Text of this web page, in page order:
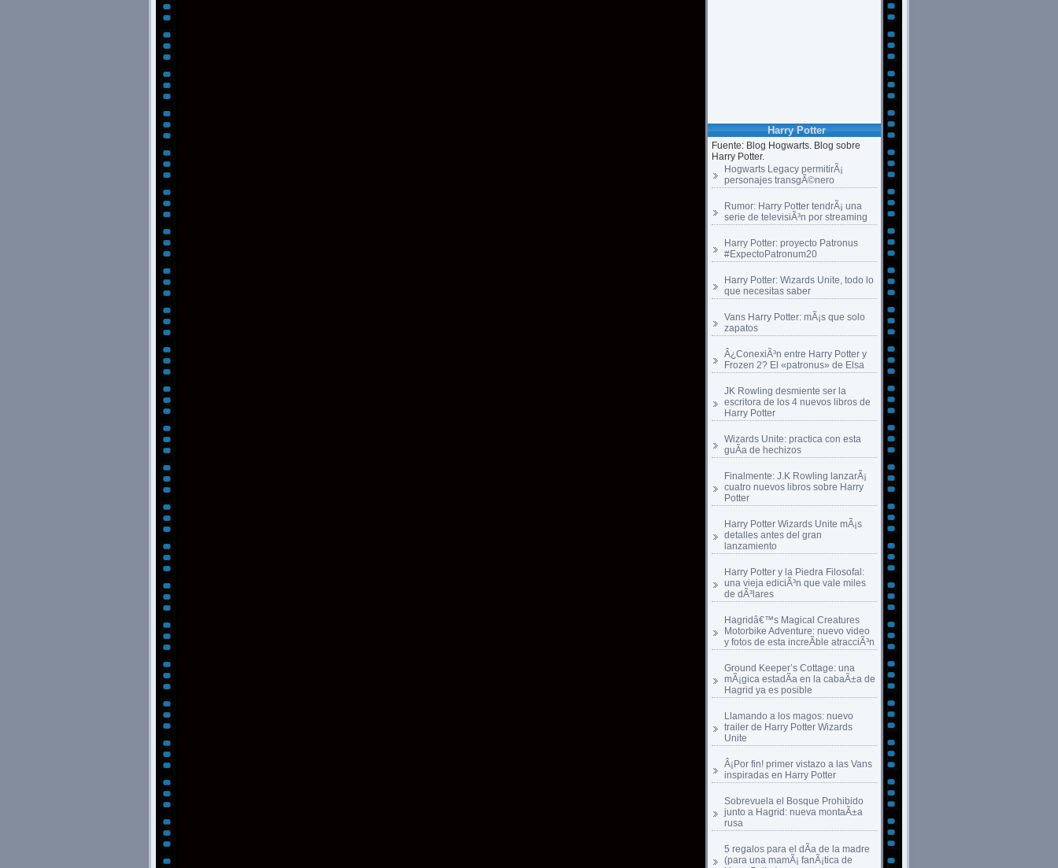
Harry Potter
Fuente: Blog Hogwarts. Blog sobre
Harry Potter.
Hogwarts Legacy permitirÃ¡
personajes transgÃ©nero
Rumor: Harry Potter tendrÃ¡ una
serie de televisiÃ³n por streaming
Harry Potter: proyecto Patronus
#ExpectoPatronum20
Harry Potter: Wizards Unite, todo lo
que necesitas saber
Vans Harry Potter: mÃ¡s que solo
zapatos
Â¿ConexiÃ³n entre Harry Potter y
Frozen 2? El «patronus» de Elsa
JK Rowling desmiente ser la
escritora de los 4 nuevos libros de
Harry Potter
Wizards Unite: practica con esta
guÃ­a de hechizos
Finalmente: J.K Rowling lanzarÃ¡
cuatro nuevos libros sobre Harry
Potter
Harry Potter Wizards Unite mÃ¡s
detalles antes del gran
lanzamiento
Harry Potter y la Piedra Filosofal:
una vieja ediciÃ³n que vale miles
de dÃ³lares
Hagridâ€™s Magical Creatures
Motorbike Adventure: nuevo video
y fotos de esta increÃ­ble atracciÃ³n
Ground Keeper’s Cottage: una
mÃ¡gica estadÃ­a en la cabaÃ±a de
Hagrid ya es posible
Llamando a los magos: nuevo
trailer de Harry Potter Wizards
Unite
Â¡Por fin! primer vistazo a las Vans
inspiradas en Harry Potter
Sobrevuela el Bosque Prohibido
junto a Hagrid: nueva montaÃ±a
rusa
5 regalos para el dÃ­a de la madre
(para una mamÃ¡ fanÃ¡tica de